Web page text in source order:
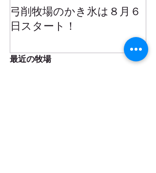
弓削牧場のかき氷は８月６
日スタート！
最近の牧場